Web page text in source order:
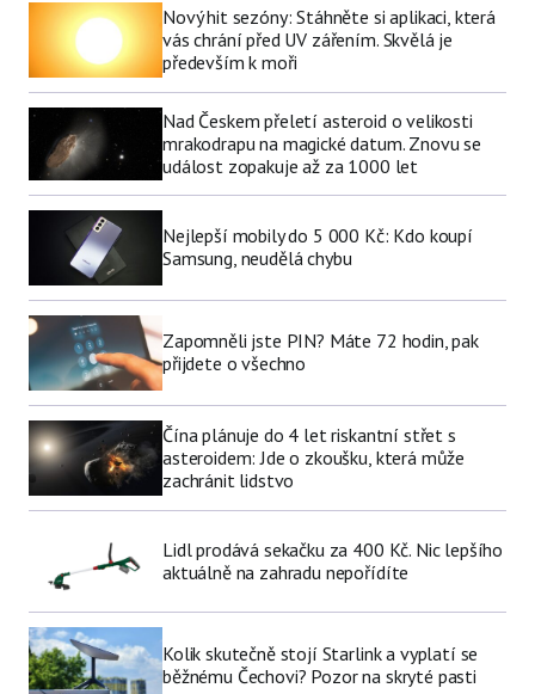
Nový hit sezóny: Stáhněte si aplikaci, která
vás chrání před UV zářením. Skvělá je
především k moři
Nad Českem přeletí asteroid o velikosti
mrakodrapu na magické datum. Znovu se
událost zopakuje až za 1000 let
Nejlepší mobily do 5 000 Kč: Kdo koupí
Samsung, neudělá chybu
Zapomněli jste PIN? Máte 72 hodin, pak
přijdete o všechno
Čína plánuje do 4 let riskantní střet s
asteroidem: Jde o zkoušku, která může
zachránit lidstvo
Lidl prodává sekačku za 400 Kč. Nic lepšího
aktuálně na zahradu nepořídíte
Kolik skutečně stojí Starlink a vyplatí se
běžnému Čechovi? Pozor na skryté pasti